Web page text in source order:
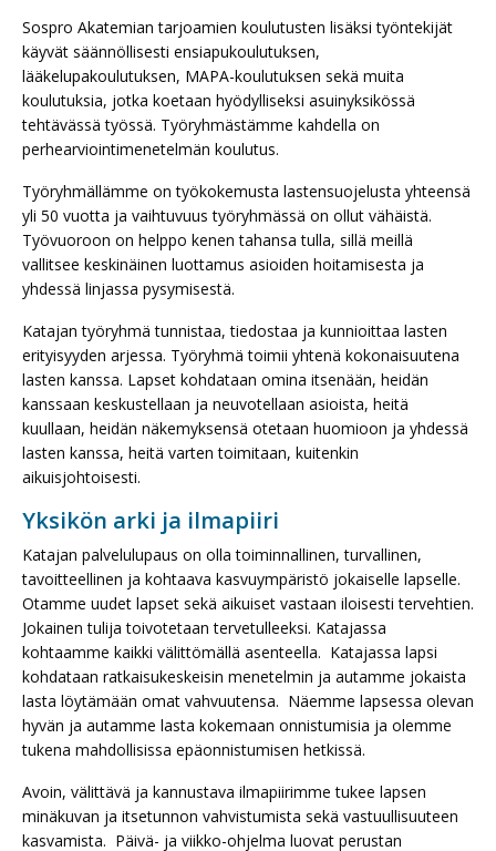
Sospro Akatemian tarjoamien koulutusten lisäksi työntekijät
käyvät säännöllisesti ensiapukoulutuksen,
lääkelupakoulutuksen, MAPA-koulutuksen sekä muita
koulutuksia, jotka koetaan hyödylliseksi asuinyksikössä
tehtävässä työssä. Työryhmästämme kahdella on
perhearviointimenetelmän koulutus.
Työryhmällämme on työkokemusta lastensuojelusta yhteensä
yli 50 vuotta ja vaihtuvuus työryhmässä on ollut vähäistä.
Työvuoroon on helppo kenen tahansa tulla, sillä meillä
vallitsee keskinäinen luottamus asioiden hoitamisesta ja
yhdessä linjassa pysymisestä.
Katajan työryhmä tunnistaa, tiedostaa ja kunnioittaa lasten
erityisyyden arjessa​. Työryhmä toimii yhtenä kokonaisuutena
lasten kanssa. Lapset kohdataan omina itsenään, heidän
kanssaan keskustellaan ja neuvotellaan asioista, heitä
kuullaan, heidän näkemyksensä otetaan huomioon ja yhdessä
lasten kanssa, heitä varten toimitaan, kuitenkin
aikuisjohtoisesti.
Yksikön arki ja ilmapiiri
Katajan palvelulupaus on olla toiminnallinen, turvallinen,
tavoitteellinen ja kohtaava kasvuympäristö jokaiselle lapselle.
Otamme uudet lapset sekä aikuiset vastaan iloisesti tervehtien.
Jokainen tulija toivotetaan tervetulleeksi. Katajassa
kohtaamme kaikki välittömällä asenteella. Katajassa lapsi
kohdataan ratkaisukeskeisin menetelmin ja autamme jokaista
lasta löytämään omat vahvuutensa. Näemme lapsessa olevan
hyvän ja autamme lasta kokemaan onnistumisia ja olemme
tukena mahdollisissa epäonnistumisen hetkissä.
Avoin, välittävä ja kannustava ilmapiirimme tukee lapsen
minäkuvan ja itsetunnon vahvistumista sekä vastuullisuuteen
kasvamista. Päivä- ja viikko-ohjelma luovat perustan